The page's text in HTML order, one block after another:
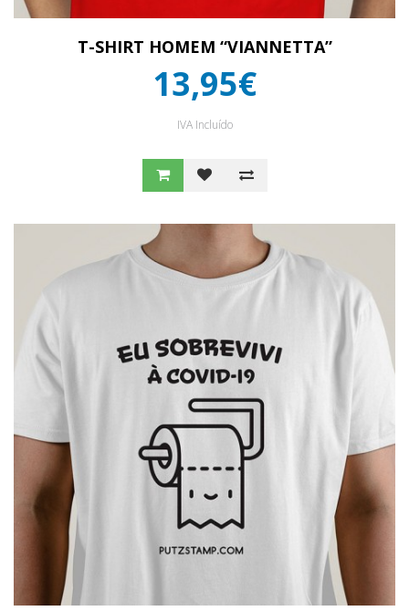
T-SHIRT HOMEM “VIANNETTA”
13,95€
IVA Incluído